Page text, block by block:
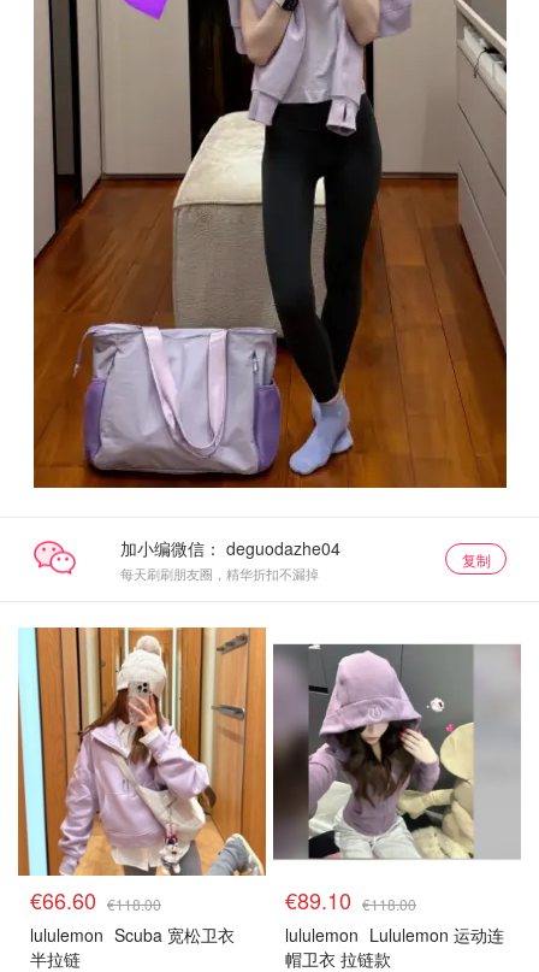
加小编微信：
每天刷刷朋友圈，精华折扣不漏掉
复制
€66.60 €118.00
lululemon Scuba 宽松卫衣
半拉链
€89.10 €118.00
lululemon Lululemon 运动连
帽卫衣 拉链款